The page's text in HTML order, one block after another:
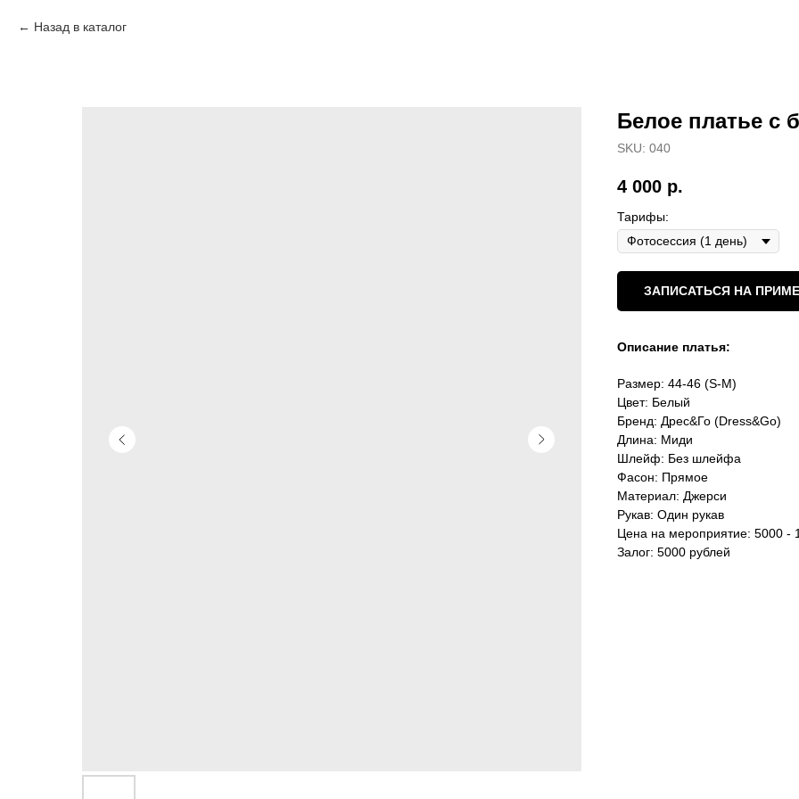
Назад в каталог
Белое платье с
SKU: 040
4 000 р.
Тарифы:
ЗАПИСАТЬСЯ НА
Описание платья:
Размер: 44-46 (S-M)
Цвет: Белый
Бренд: Дрес&Го (Dress&Go)
Длина: Миди
Шлейф: Без шлейфа
Фасон: Прямое
Материал: Джерси
Рукав: Один рукав
Цена на мероприятие: 5000 -
Залог: 5000 рублей